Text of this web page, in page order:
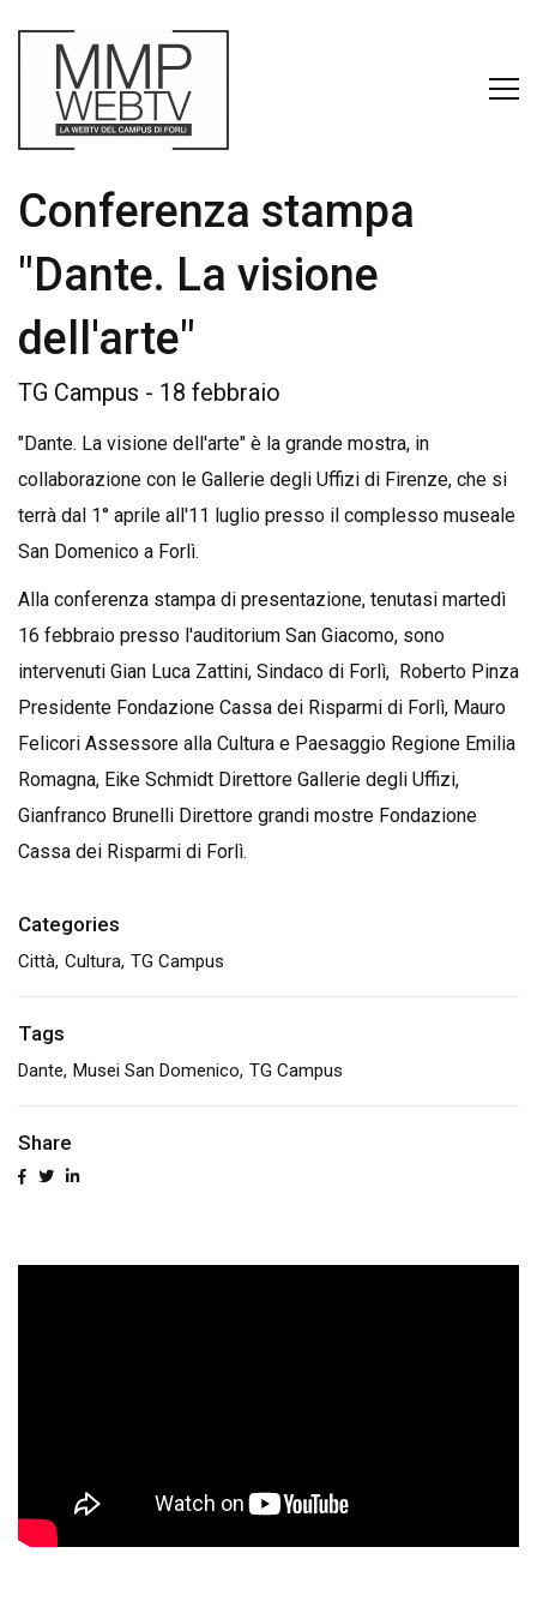
Conferenza stampa
"Dante. La visione
dell'arte"
TG Campus - 18 febbraio
"Dante. La visione dell'arte" è la grande mostra, in
collaborazione con le Gallerie degli Uffizi di Firenze, che si
terrà dal 1° aprile all'11 luglio presso il complesso museale
San Domenico a Forlì.
Alla conferenza stampa di presentazione, tenutasi martedì
16 febbraio presso l'auditorium San Giacomo, sono
intervenuti Gian Luca Zattini, Sindaco di Forlì, Roberto Pinza
Presidente Fondazione Cassa dei Risparmi di Forlì, Mauro
Felicori Assessore alla Cultura e Paesaggio Regione Emilia
Romagna, Eike Schmidt Direttore Gallerie degli Uffizi,
Gianfranco Brunelli Direttore grandi mostre Fondazione
Cassa dei Risparmi di Forlì.
Categories
Città Cultura TG Campus
Tags
Dante Musei San Domenico TG Campus
Share